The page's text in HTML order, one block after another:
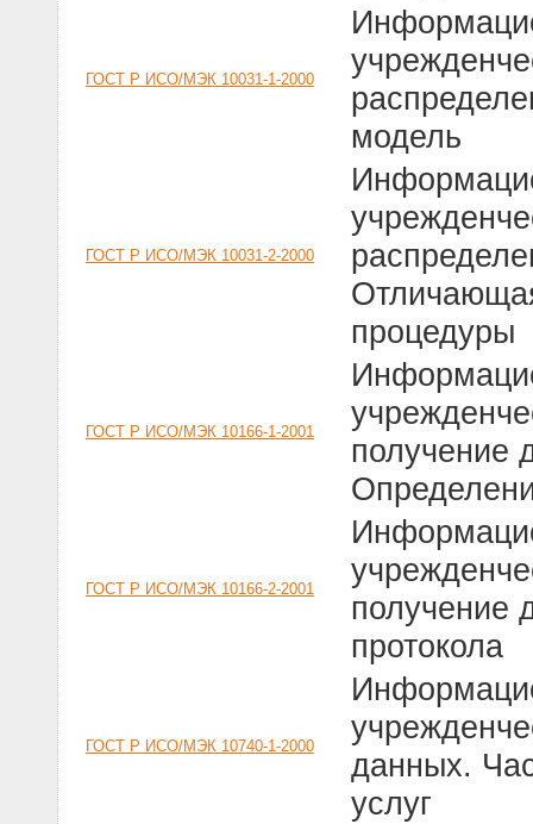
ГОСТ Р ИСО/МЭК 10031-1-2000
модель
ГОСТ Р ИСО/МЭК 10031-2-2000
процедуры
ГОСТ Р ИСО/МЭК 10166-1-2001
получение
ГОСТ Р ИСО/МЭК 10166-2-2001
получение
протокола
ГОСТ Р ИСО/МЭК 10740-1-2000
данных.
услуг